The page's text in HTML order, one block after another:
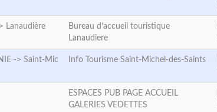
Lanaudière
Bureau d’accueil touristique
Lanaudiere
-> Saint-Mic
Info Tourisme Saint-Michel-des-Saints
ESPACES PUB PAGE ACCUEIL
GALERIES VEDETTES